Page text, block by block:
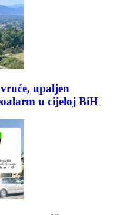
upaljen
u cijeloj BiH